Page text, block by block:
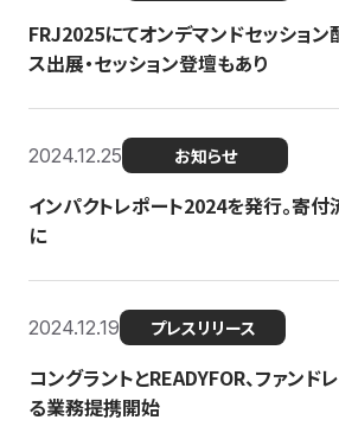
FRJ2025にてオンデマンドセッション
ス出展・セッション登壇もあり
2024.12.25 お知らせ
インパクトレポート2024を発行。寄
に
2024.12.19 プレスリリース
コングラントとREADYFOR、ファン
る業務提携開始